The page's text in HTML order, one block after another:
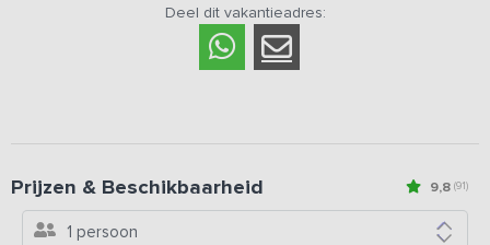
Deel dit vakantieadres:
9,8 (91)
Prijzen & Beschikbaarheid
1 persoon